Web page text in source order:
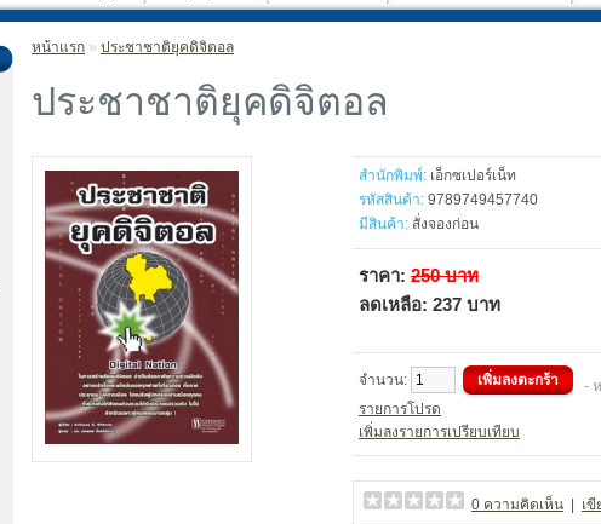
หน้าแรก » ประชาชาติยุคดิจิตอล
ประชาชาติยุคดิจิตอล
สำนักพิมพ์: เอ็กซเปอร์เน็ท
รหัสสินค้า: 9789749457740
มีสินค้า: สั่งจองก่อน
ราคา: 250 บาท
ลดเหลือ: 237 บาท
จำนวน:
-
รายการโปรด
เพิ่มลงรายการเปรียบเทียบ
0 ความคิดเห็น เ